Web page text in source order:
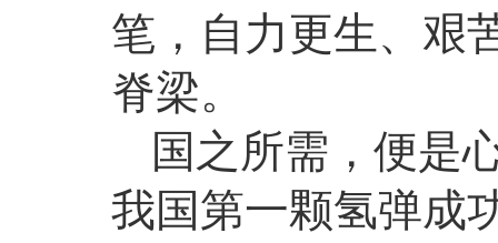
笔，自力更生、艰
脊梁。
国之所需，便是
我国第一颗氢弹成